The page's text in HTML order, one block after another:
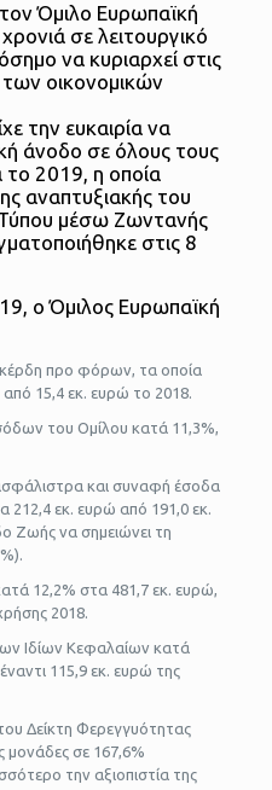
Όμιλο Ευρωπαϊκή
σε λειτουργικό
να κυριαρχεί στις
οικονομικών
την ευκαιρία να
άνοδο σε όλους τους
το 2019, η οποία
αναπτυξιακής του
Τύπου μέσω Ζωντανής
στις 8
ο Όμιλος Ευρωπαϊκή
προ φόρων, τα οποία
15,4 εκ. ευρώ το 2018.
του Ομίλου κατά 11,3%,
και συναφή έσοδα
212,4 εκ. ευρώ από 191,0 εκ.
Ζωής να σημειώνει τη
12,2% στα 481,7 εκ. ευρώ,
2018.
Ιδίων Κεφαλαίων κατά
115,9 εκ. ευρώ της
Δείκτη Φερεγγυότητας
μονάδες σε 167,6%
την αξιοπιστία της